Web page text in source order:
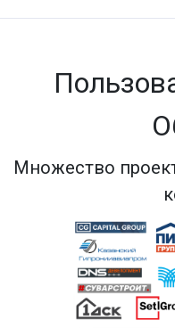
Множество